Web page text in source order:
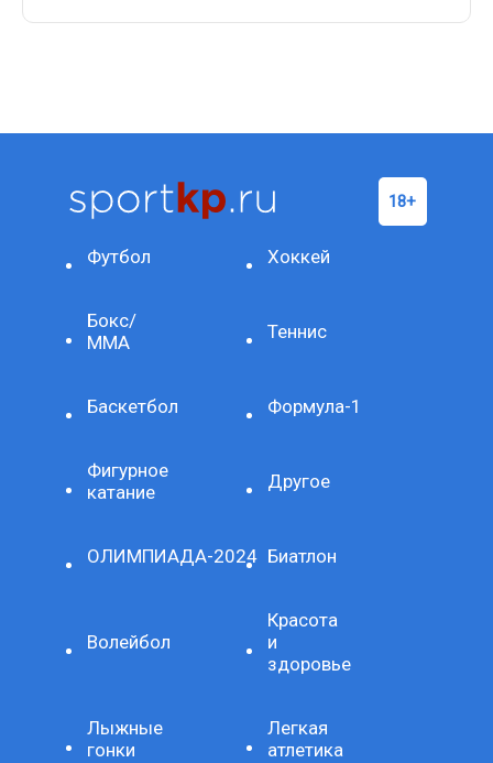
Футбол Хоккей
Бокс/
ММА
Теннис
Баскетбол Формула-1
Фигурное
катание
Другое
ОЛИМПИАДА-2024 Биатлон
Волейбол
Красота
и
здоровье
Лыжные
гонки
Легкая
атлетика